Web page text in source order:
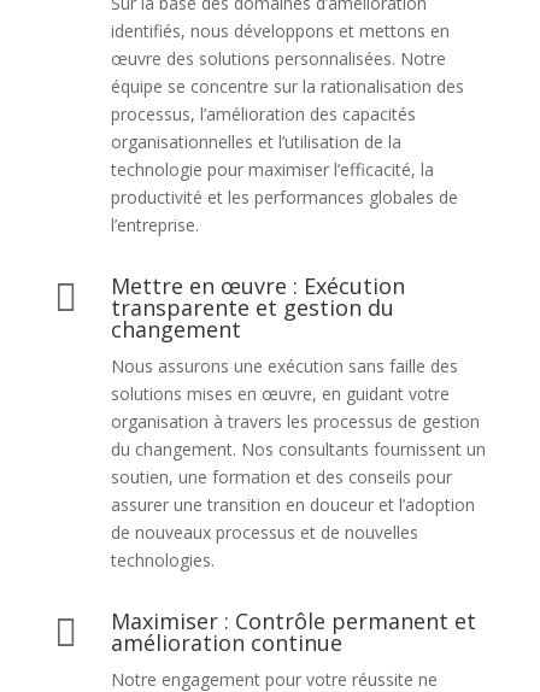
identifiés, nous développons et mettons en
œuvre des solutions personnalisées. Notre
équipe se concentre sur la rationalisation des
processus, l’amélioration des capacités
organisationnelles et l’utilisation de la
technologie pour maximiser l’efficacité, la
productivité et les performances globales de
l’entreprise.
 Mettre en œuvre : Exécution
transparente et gestion du
changement
Nous assurons une exécution sans faille des
solutions mises en œuvre, en guidant votre
organisation à travers les processus de gestion
du changement. Nos consultants fournissent un
soutien, une formation et des conseils pour
assurer une transition en douceur et l’adoption
de nouveaux processus et de nouvelles
technologies.
 Maximiser : Contrôle permanent et
amélioration continue
Notre engagement pour votre réussite ne